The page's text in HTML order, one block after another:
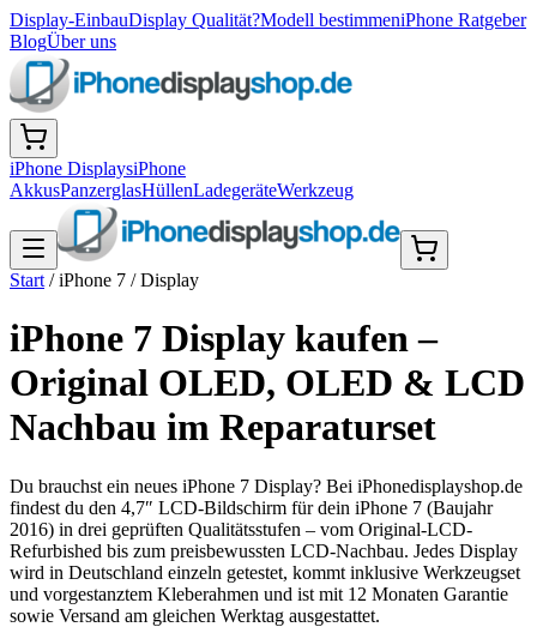
Display-EinbauDisplay Qualität?Modell bestimmeniPhone Ratgeber
BlogÜber uns
iPhone DisplaysiPhone
AkkusPanzerglasHüllenLadegeräteWerkzeug
Start /iPhone 7 /Display
iPhone 7 Display kaufen –
Original OLED, OLED & LCD
Nachbau im Reparaturset
Du brauchst ein neues iPhone 7 Display? Bei iPhonedisplayshop.de
findest du den 4,7″ LCD-Bildschirm für dein iPhone 7 (Baujahr
2016) in drei geprüften Qualitätsstufen – vom Original-LCD-
Refurbished bis zum preisbewussten LCD-Nachbau. Jedes Display
wird in Deutschland einzeln getestet, kommt inklusive Werkzeugset
und vorgestanztem Kleberahmen und ist mit 12 Monaten Garantie
sowie Versand am gleichen Werktag ausgestattet.